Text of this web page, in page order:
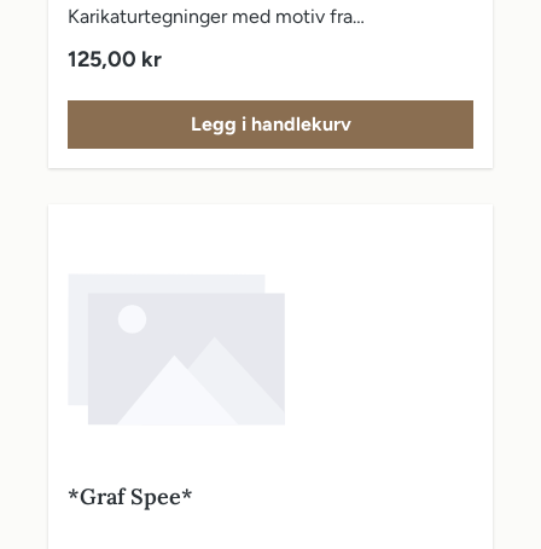
Karikaturtegninger med motiv fra
Vanlig pris:
125,00 kr
Legg i handlekurv
*Graf Spee*